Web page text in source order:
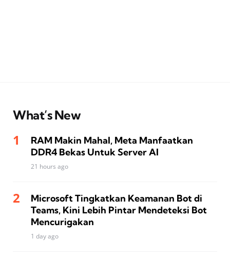
What’s New
RAM Makin Mahal, Meta Manfaatkan
DDR4 Bekas Untuk Server AI
21 hours ago
Microsoft Tingkatkan Keamanan Bot di
Teams, Kini Lebih Pintar Mendeteksi Bot
Mencurigakan
1 day ago